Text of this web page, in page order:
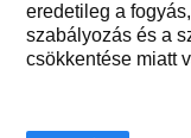
eredetileg a
szabályozás és a
csökkentése miatt